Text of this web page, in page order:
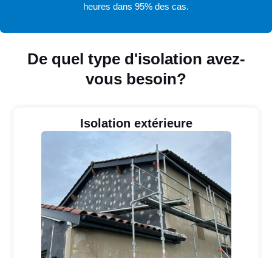
De quel type d'isolation avez-
vous besoin?
Isolation extérieure
heures dans 95% des cas.